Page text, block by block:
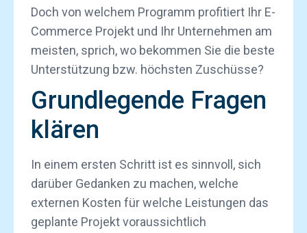
Doch von welchem Programm profitiert Ihr E-
Commerce Projekt und Ihr Unternehmen am
meisten, sprich, wo bekommen Sie die beste
Unterstützung bzw. höchsten Zuschüsse?
Grundlegende Fragen
klären
In einem ersten Schritt ist es sinnvoll, sich
darüber Gedanken zu machen, welche
externen Kosten für welche Leistungen das
geplante Projekt voraussichtlich